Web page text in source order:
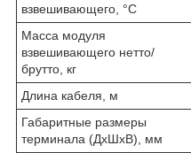
взвешивающего, °С
Масса модуля
взвешивающего нетто/
брутто, кг
Длина кабеля, м
Габаритные размеры
терминала (ДхШхВ), мм